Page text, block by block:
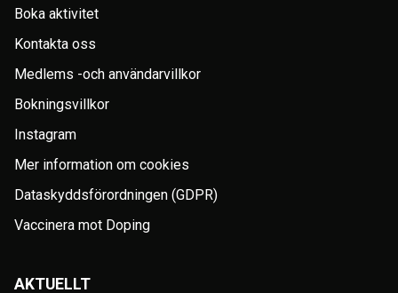
Boka aktivitet
Kontakta oss
Medlems -och användarvillkor
Bokningsvillkor
Instagram
Mer information om cookies
Dataskyddsförordningen (GDPR)
Vaccinera mot Doping
AKTUELLT